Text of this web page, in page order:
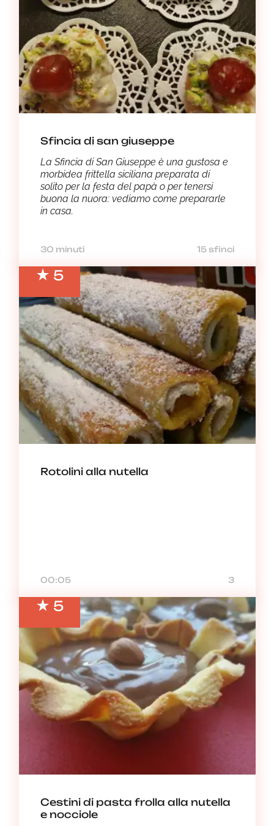
Sfincia di san giuseppe
La Sfincia di San Giuseppe è una gustosa e
morbidea frittella siciliana preparata di
solito per la festa del papà o per tenersi
buona la nuora: vediamo come prepararle
in casa.
30 minuti 15 sfinci
5
Rotolini alla nutella
00:05 3
5
Cestini di pasta frolla alla nutella
e nocciole